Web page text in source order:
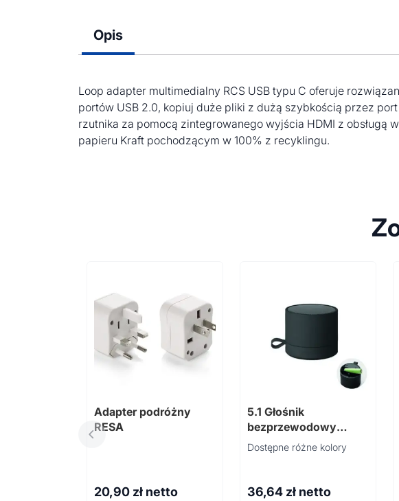
Opis
Loop adapter multimedialny RCS USB typu C oferuje
portów USB 2.0, kopiuj duże pliki z dużą szybkością przez
rzutnika za pomocą zintegrowanego wyjścia HDMI z obsługą
papieru Kraft pochodzącym w 100% z recyklingu.
Adapter podróżny
RESA
20,90 zł netto
5.1 Głośnik
bezprzewodowy
RECAR
Dostępne różne kolory
36,64 zł netto